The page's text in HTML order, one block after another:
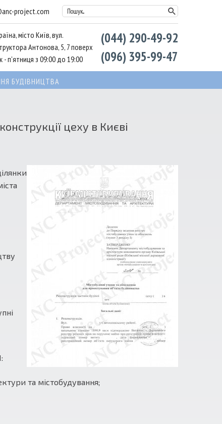
Пошук...
project.com
місто Київ, вул.
Антонова, 5, 7 поверх
- п'ятниця з 09:00 до 19:00
(044) 290-49-92
(096) 395-99-47
БУДІВНИЦТВА
цеху в Києві
та містобудування;